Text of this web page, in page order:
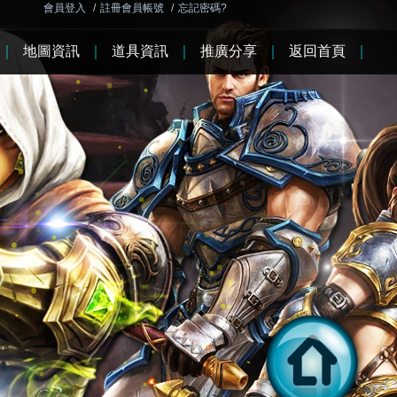
會員登入 / 註冊會員帳號 / 忘記密碼?